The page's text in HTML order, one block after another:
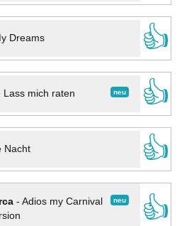
Dreams
👍
neu
Lass mich raten
👍
Nacht
👍
neu
- Adios my Carnival
👍